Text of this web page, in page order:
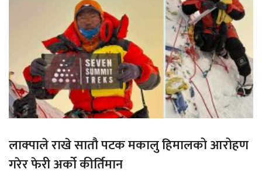
लाक्पाले राखे सातौ पटक मकालु हिमालको आरोहण
गरेर फेरी अर्को कीर्तिमान